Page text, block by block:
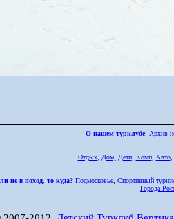
О нашем турклубе: Архив
Отдых, Дом, Дети, Комп, Авто,
не в поход, то куда? Подмосковье, Спортивный
Города